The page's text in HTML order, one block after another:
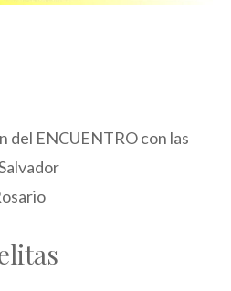
del ENCUENTRO con las